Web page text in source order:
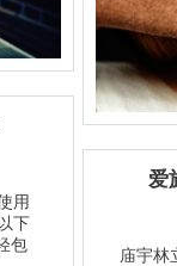
用
下
包
爱
庙宇林